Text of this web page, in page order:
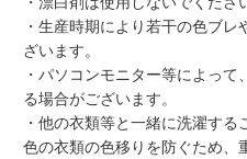
・生産時期により若干の色ブ
ざいます。
・パソコンモニター等によっ
る場合がございます。
・他の衣類等と一緒に洗濯す
色の衣類の色移りを防ぐため、